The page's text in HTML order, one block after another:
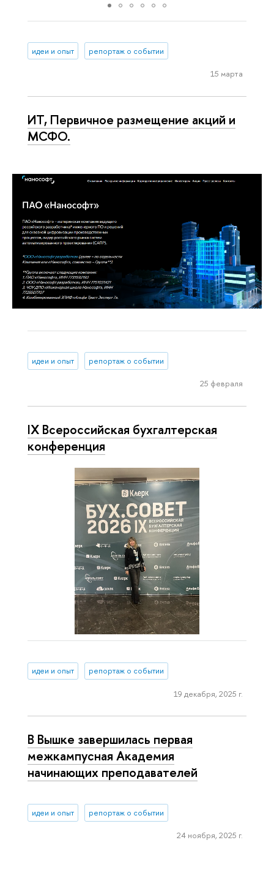
идеи и опыт репортаж о событии
15 марта
ИТ, Первичное размещение акций и
МСФО.
идеи и опыт репортаж о событии
25 февраля
IX Всероссийская бухгалтерская
конференция
идеи и опыт репортаж о событии
19 декабря, 2025 г.
В Вышке завершилась первая
межкампусная Академия
начинающих преподавателей
идеи и опыт репортаж о событии
24 ноября, 2025 г.